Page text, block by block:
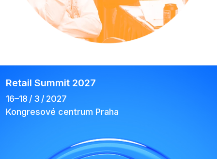
Retail Summit 2027
16–⁠18 / 3 / 2027
Kongresové centrum Praha